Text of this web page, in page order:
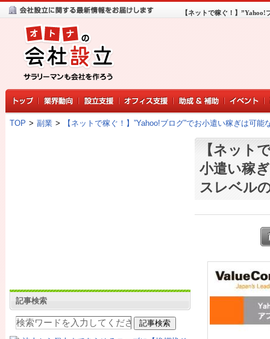
【ネットで稼ぐ！】
TOP > 副業 > 【ネットで稼ぐ！】”Yahoo!ブログ”でお小遣い稼ぎは可
記事検索
【ネット
小遣い稼
スレベル